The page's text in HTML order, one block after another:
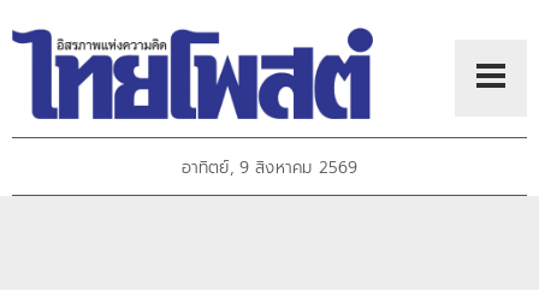
อาทิตย์, 9 สิงหาคม 2569